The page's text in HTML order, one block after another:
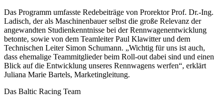
Das Programm umfasste Redebeiträge von Prorektor Prof. Dr.-Ing.
Ladisch, der als Maschinenbauer selbst die große Relevanz der
angewandten Studienkenntnisse bei der Rennwagenentwicklung
betonte, sowie von dem Teamleiter Paul Klawitter und dem
Technischen Leiter Simon Schumann. „Wichtig für uns ist auch,
dass ehemalige Teammitglieder beim Roll-out dabei sind und einen
Blick auf die Entwicklung unseres Rennwagens werfen“, erklärt
Juliana Marie Bartels, Marketingleitung.
Das Baltic Racing Team